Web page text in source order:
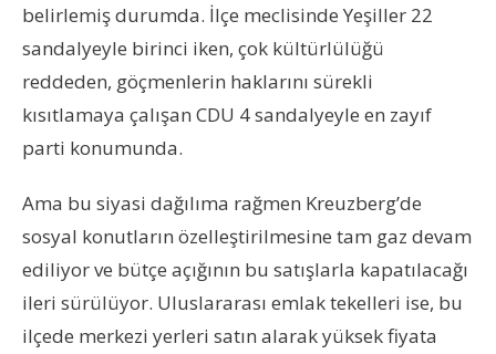
belirlemiş durumda. İlçe meclisinde Yeşiller 22
sandalyeyle birinci iken, çok kültürlülüğü
reddeden, göçmenlerin haklarını sürekli
kısıtlamaya çalışan CDU 4 sandalyeyle en zayıf
parti konumunda.
Ama bu siyasi dağılıma rağmen Kreuzberg’de
sosyal konutların özelleştirilmesine tam gaz devam
ediliyor ve bütçe açığının bu satışlarla kapatılacağı
ileri sürülüyor. Uluslararası emlak tekelleri ise, bu
ilçede merkezi yerleri satın alarak yüksek fiyata